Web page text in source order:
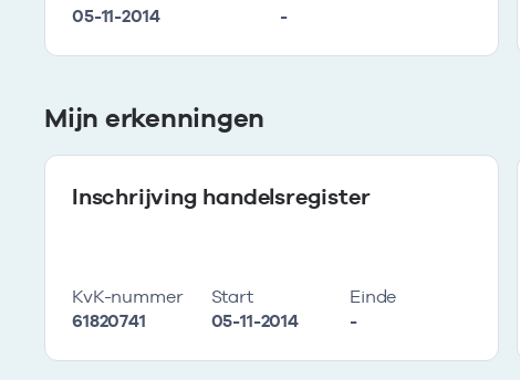
05-11-2014
-
Mijn erkenningen
Inschrijving handelsregister
KvK-nummer
61820741
Start
05-11-2014
Einde
-